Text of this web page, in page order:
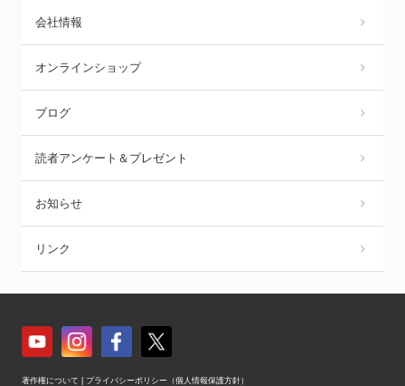
会社情報
オンラインショップ
ブログ
読者アンケート＆プレゼント
お知らせ
リンク
著作権について プライバシーポリシー（個人情報保護方針）